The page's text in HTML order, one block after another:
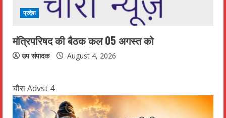
प्रदेश
मंत्रिपरिषद की बैठक कल 05 अगस्त को
उप संपादक August 4, 2026
चौरा Advst 4